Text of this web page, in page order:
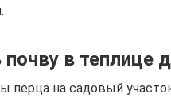
в теплице
перца на садовый